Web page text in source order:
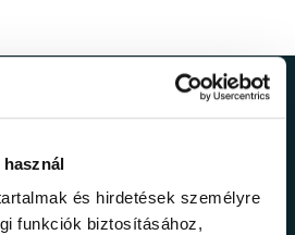
és hirdetések személyre
funkciók biztosításához,
le a